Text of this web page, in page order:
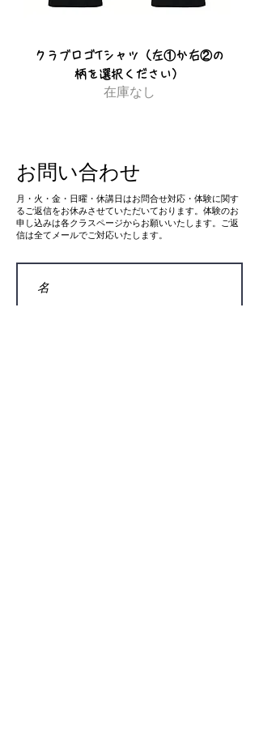
クラブロゴTシャツ（左①か右②の
柄を選択ください）
在庫なし
お問い合わせ
​月・火・金・日曜・休講日はお問合せ対応・体験に関す
るご返信をお休みさせていただいております。体験のお
申し込みは各クラスページからお願いいたします。ご返
信は全てメールでご対応いたします。